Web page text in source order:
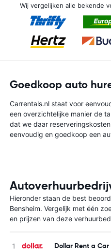
Wij vergelijken alle bekende
Goedkoop auto
Carrentals.nl staat voor
een overzichtelijke manier de
dat we daar
eenvoudig en goedkoop een
Hieronder staan de best
Bensheim. Vergelijk met één
en prijzen van deze
Dollar Rent a Car